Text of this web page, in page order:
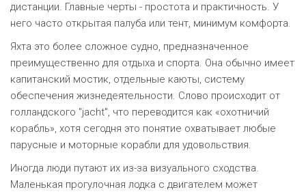
дистанции. Главные черты - простота и практичность. У
него часто открытая палуба или тент, минимум комфорта.
Яхта это более сложное судно, предназначенное
преимущественно для отдыха и спорта. Она обычно имеет
капитанский мостик, отдельные каюты, систему
обеспечения жизнедеятельности. Слово происходит от
голландского "jacht", что переводится как «охотничий
корабль», хотя сегодня это понятие охватывает любые
парусные и моторные корабли для удовольствия.
Иногда люди путают их из-за визуального сходства.
Маленькая прогулочная лодка с двигателем может